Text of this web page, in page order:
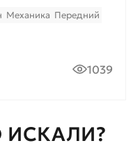
Механика Передний
1039